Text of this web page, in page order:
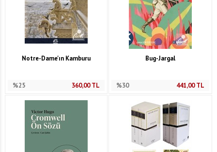
Notre-Dame'ın Kamburu
%25 360,00TL
Bug-Jargal
%30 441,00TL